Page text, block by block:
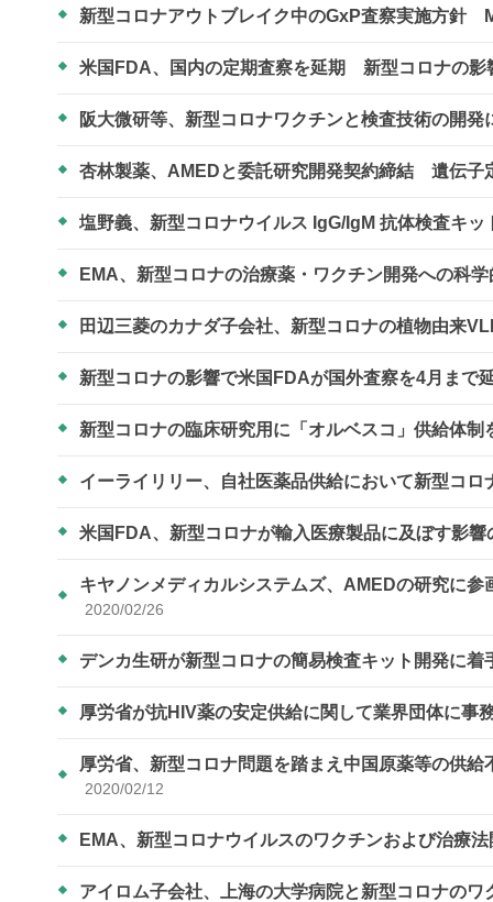
新型コロナアウトブレイク中のGxP査察実施方針
米国FDA、国内の定期査察を延期 新型コロナの影
阪大微研等、新型コロナワクチンと検査技術の開
杏林製薬、AMEDと委託研究開発契約締結 遺伝子
塩野義、新型コロナウイルス IgG/IgM 抗体検査キ
EMA、新型コロナの治療薬・ワクチン開発への科
田辺三菱のカナダ子会社、新型コロナの植物由来
新型コロナの影響で米国FDAが国外査察を4月まで
新型コロナの臨床研究用に「オルベスコ」供給体
イーライリリー、自社医薬品供給において新型コ
米国FDA、新型コロナが輸入医療製品に及ぼす影
キヤノンメディカルシステムズ、AMEDの研究に
2020/02/26
デンカ生研が新型コロナの簡易検査キット開発に着
厚労省が抗HIV薬の安定供給に関して業界団体に
厚労省、新型コロナ問題を踏まえ中国原薬等の供
2020/02/12
EMA、新型コロナウイルスのワクチンおよび治療
アイロム子会社、上海の大学病院と新型コロナの